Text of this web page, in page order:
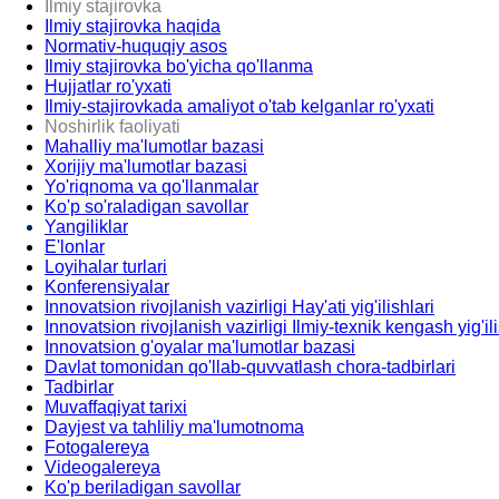
Ilmiy stajirovka
Ilmiy stajirovka haqida
Normativ-huquqiy asos
Ilmiy stajirovka bo'yicha qo'llanma
Hujjatlar ro'yxati
Ilmiy-stajirovkada amaliyot o'tab kelganlar ro'yxati
Noshirlik faoliyati
Mahalliy ma'lumotlar bazasi
Xorijiy ma'lumotlar bazasi
Yo'riqnoma va qo'llanmalar
Ko'p so'raladigan savollar
Yangiliklar
E'lonlar
Loyihalar turlari
Konferensiyalar
Innovatsion rivojlanish vazirligi Hay'ati yig'ilishlari
Innovatsion rivojlanish vazirligi Ilmiy-texnik kengash
Innovatsion g'oyalar ma'lumotlar bazasi
Davlat tomonidan qo'llab-quvvatlash chora-tadbirlari
Tadbirlar
Muvaffaqiyat tarixi
Dayjest va tahliliy ma'lumotnoma
Fotogalereya
Videogalereya
Ko'p beriladigan savollar